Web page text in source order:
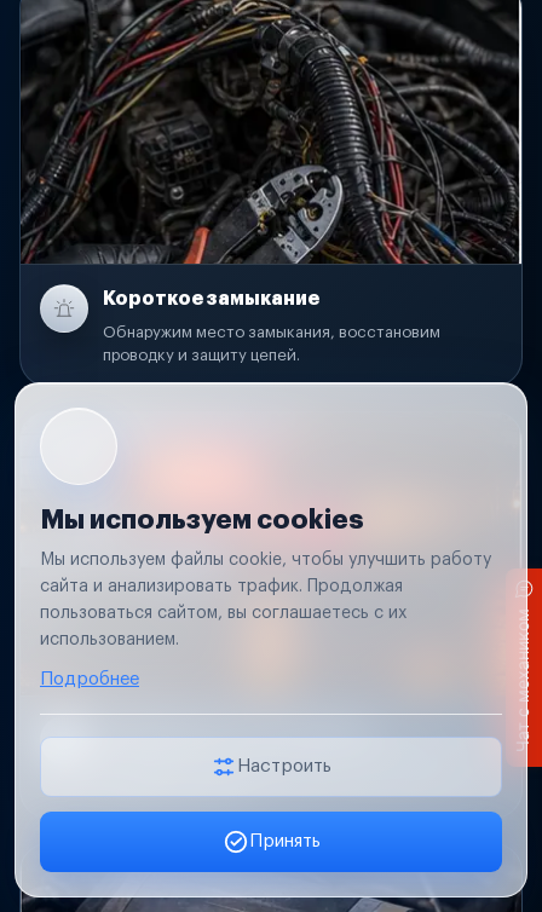
Короткое замыкание
Обнаружим место замыкания, восстановим
проводку и защиту цепей.
Проверим проводку и разъемы, восстановим
Мы используем cookies
Мы используем файлы cookie, чтобы улучшить работу
сайта и анализировать трафик. Продолжая
пользоваться сайтом, вы соглашаетесь с их
использованием.
Подробнее
Настроить
Принять
Заявка онлайн
Чат с механиком